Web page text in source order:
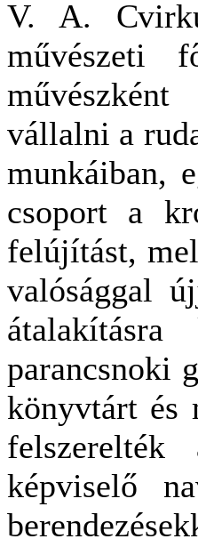
V. A.
művészeti
vállalni a
munkáiban,
csoport a
felújítást,
valósággal
parancsnoki
könyvtárt és
képviselő